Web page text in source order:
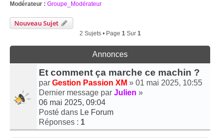
Modérateur : Groupe_Modérateur
Nouveau Sujet
2 Sujets • Page 1Sur 1
Annonces
Et comment ça marche ce machin ?
par Gestion Passion XM » 01 mai 2025, 10:55
Dernier message par Julien »
06 mai 2025, 09:04
Posté dans Le Forum
Réponses : 1